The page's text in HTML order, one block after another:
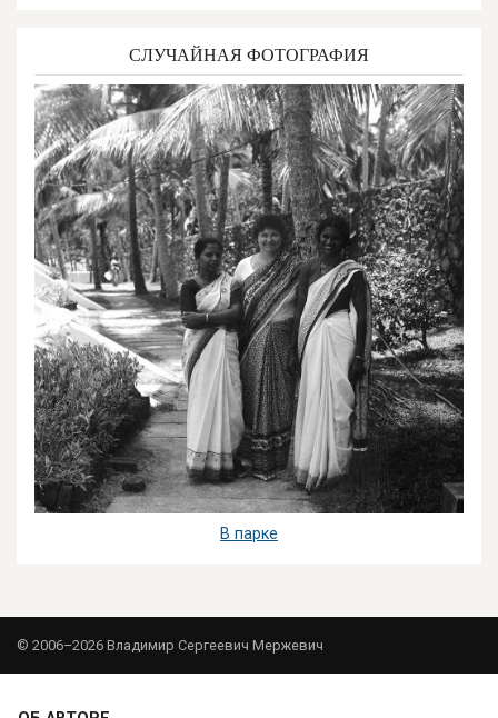
СЛУЧАЙНАЯ ФОТОГРАФИЯ
В парке
© 2006–2026 Владимир Сергеевич Мержевич